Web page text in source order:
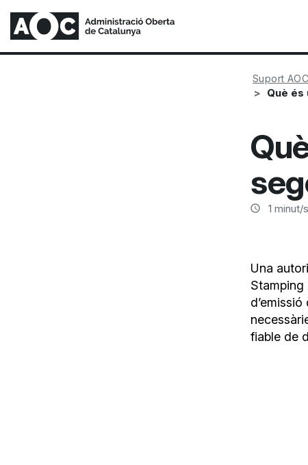
Suport AOC
Què
1 minut/
Una
fiable de